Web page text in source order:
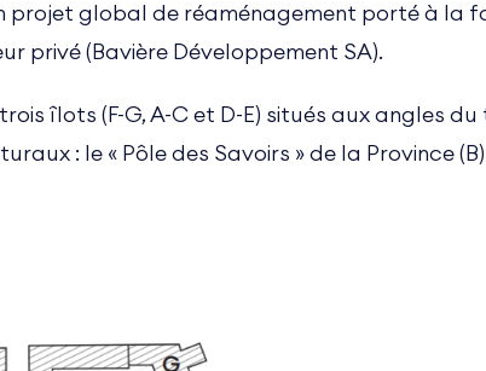
projet global de réaménagement porté à la
privé (Bavière Développement SA).
îlots (F-G, A-C et D-E) situés aux angles
: le « Pôle des Savoirs » de la Province